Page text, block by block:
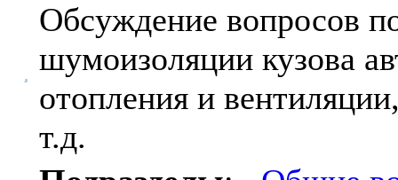
Обсуждение вопросов
шумоизоляции кузова
отопления и
т.д.